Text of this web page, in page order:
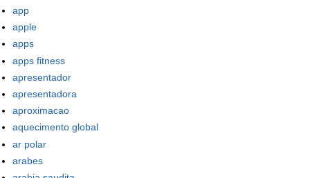
app
apple
apps
apps fitness
apresentador
apresentadora
aproximacao
aquecimento global
ar polar
arabes